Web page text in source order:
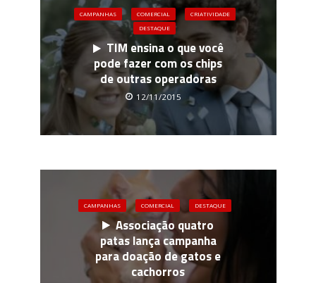
CAMPANHAS COMERCIAL
CRIATIVIDADE
DESTAQUE
TIM ensina o que você
pode fazer com os chips
de outras operadoras
12/11/2015
CAMPANHAS COMERCIAL DESTAQUE
Associação quatro
patas lança campanha
para doação de gatos e
cachorros